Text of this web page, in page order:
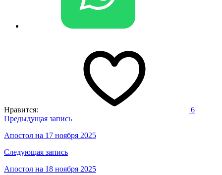
Нравится: 6
Навигация
по
записям
Предыдущая запись
Апостол на 17 ноября 2025
Следующая запись
Апостол на 18 ноября 2025